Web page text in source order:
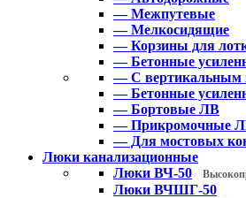
— Межпутевые
— Мелкосидящие
— Корзины для
— Бетонные
— С вертикальным
— Бетонные
— Бортовые ЛВ
— Прикромочные
— Для мостовых
Люки канализационные
Люки ВЧ-50
Люки ВЧШГ-50